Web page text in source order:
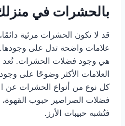
بالحشرات في
قد لا تكون الحشرات مرئية
علامات واضحة تدل على وجودها.
هي وجود فضلات الحشرات.
العلامات الأكثر وضوحًا على
كل نوع من أنواع الحشرات عن
فضلات الصراصير حبوب القهوة،
فتُشبه حبيبات الأرز.